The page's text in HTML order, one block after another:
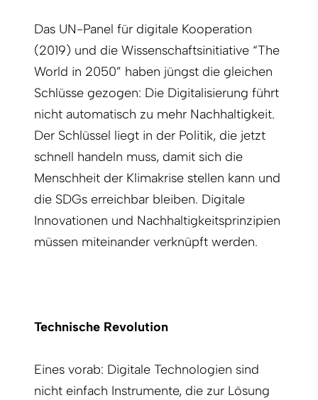
Das UN-Panel für digitale Kooperation
(2019) und die Wissenschaftsinitiative “The
World in 2050” haben jüngst die gleichen
Schlüsse gezogen: Die Digitalisierung führt
nicht automatisch zu mehr Nachhaltigkeit.
Der Schlüssel liegt in der Politik, die jetzt
schnell handeln muss, damit sich die
Menschheit der Klimakrise stellen kann und
die SDGs erreichbar bleiben. Digitale
Innovationen und Nachhaltigkeitsprinzipien
müssen miteinander verknüpft werden.
Technische Revolution
Eines vorab: Digitale Technologien sind
nicht einfach Instrumente, die zur Lösung